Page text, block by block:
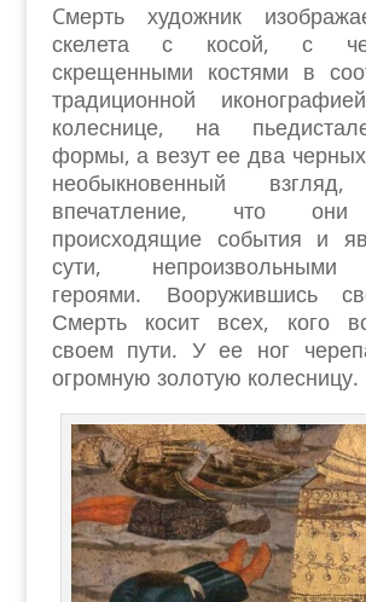
Cмерть художник
скелета с косой, с
скрещенными костями в
традиционной
колеснице, на
формы, а везут ее два
необыкновенный взгляд,
впечатление, что они
происходящие события и
сути, непроизвольными
героями. Вооружившись
Смерть косит всех, кого
своем пути. У ее ног
огромную золотую колесницу.